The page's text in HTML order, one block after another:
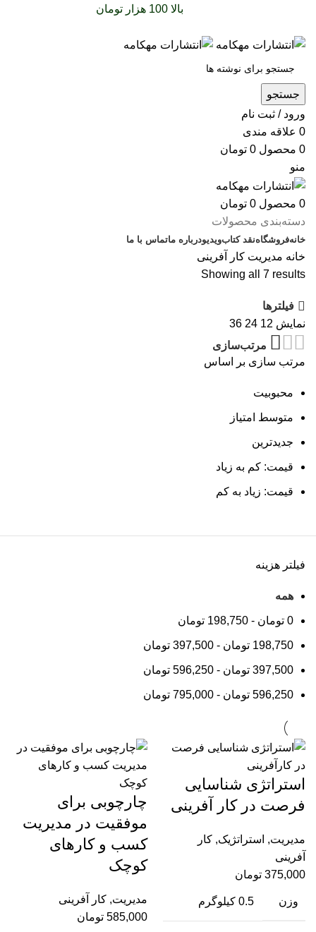
بالا 100 هزار تومان
جستجو
ورود / ثبت نام
0 علاقه مندی
0 محصول 0 تومان
منو
0 محصول 0 تومان
دسته‌بندی محصولات
خانهفروشگاهنقد کتابویدیودرباره‌ ماتماس با ما
خانه مدیریت کار آفرینی
Showing all 7 results
فیلترها
نمایش 12
24
36
مرتب‌سازی
مرتب سازی بر اساس
محبوبیت
متوسط امتیاز
جدیدترین
قیمت: کم به زیاد
قیمت: زیاد به کم
فیلتر هزینه
همه
0 تومان -
198,750 تومان
198,750 تومان -
397,500 تومان
397,500 تومان -
596,250 تومان
596,250 تومان -
795,000 تومان
استراتژی شناسایی
فرصت در کار آفرینی
مدیریت, استراتژیک, کار
آفرینی
375,000 تومان
وزن 0.5 کیلوگرم
چارچوبی برای
موفقیت در مدیریت
کسب و کارهای
کوچک
مدیریت, کار آفرینی
585,000 تومان